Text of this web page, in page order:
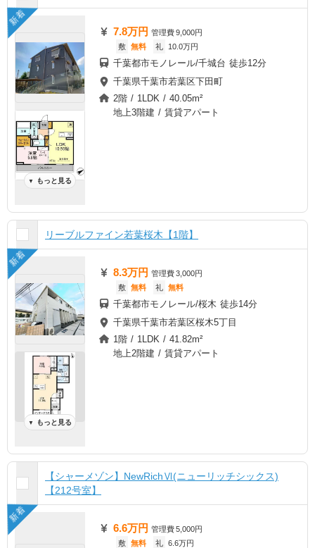
新着
▼ もっと見る
7.8万円 管理費9,000円
敷 無料 礼 10.0万円
千葉都市モノレール/千城台 徒歩12分
千葉県千葉市若葉区下田町
2階 / 1LDK / 40.05m²
地上3階建 / 賃貸アパート
リーブルファイン若葉桜木【1階】
新着
▼ もっと見る
8.3万円 管理費3,000円
敷 無料 礼 無料
千葉都市モノレール/桜木 徒歩14分
千葉県千葉市若葉区桜木5丁目
1階 / 1LDK / 41.82m²
地上2階建 / 賃貸アパート
【シャーメゾン】NewRichⅥ(ニューリッチシックス)
【212号室】
新着
6.6万円 管理費5,000円
敷 無料 礼 6.6万円